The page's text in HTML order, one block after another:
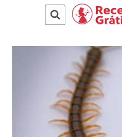
Conteúdo